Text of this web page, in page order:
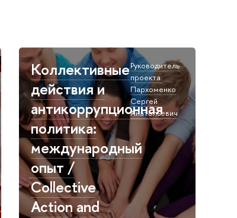
Коллективные
действия и
антикоррупционная
политика:
международный
опыт /
Collective
Action and
Руководитель
проекта:
Пархоменко
Сергей
Анатольевич